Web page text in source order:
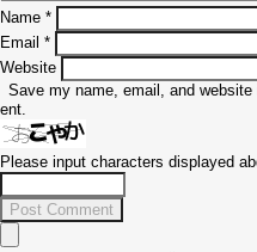
Name *
Email *
Website
Save my name, email, and
ent.
Please input characters displayed